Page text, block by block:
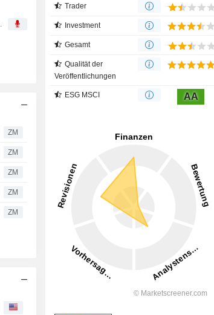
ZM
ZM
ZM
ZM
ZM
Trader
Investment
Gesamt
Qualität der
Veröffentlichungen
ESG MSCI AA